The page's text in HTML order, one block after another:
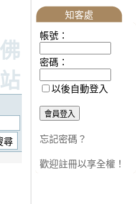
知客處
帳號：
密碼：
以後自動登入
忘記密碼？
歡迎註冊以享全權！